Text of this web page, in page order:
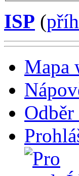
ISP (
Mapa
Odběr